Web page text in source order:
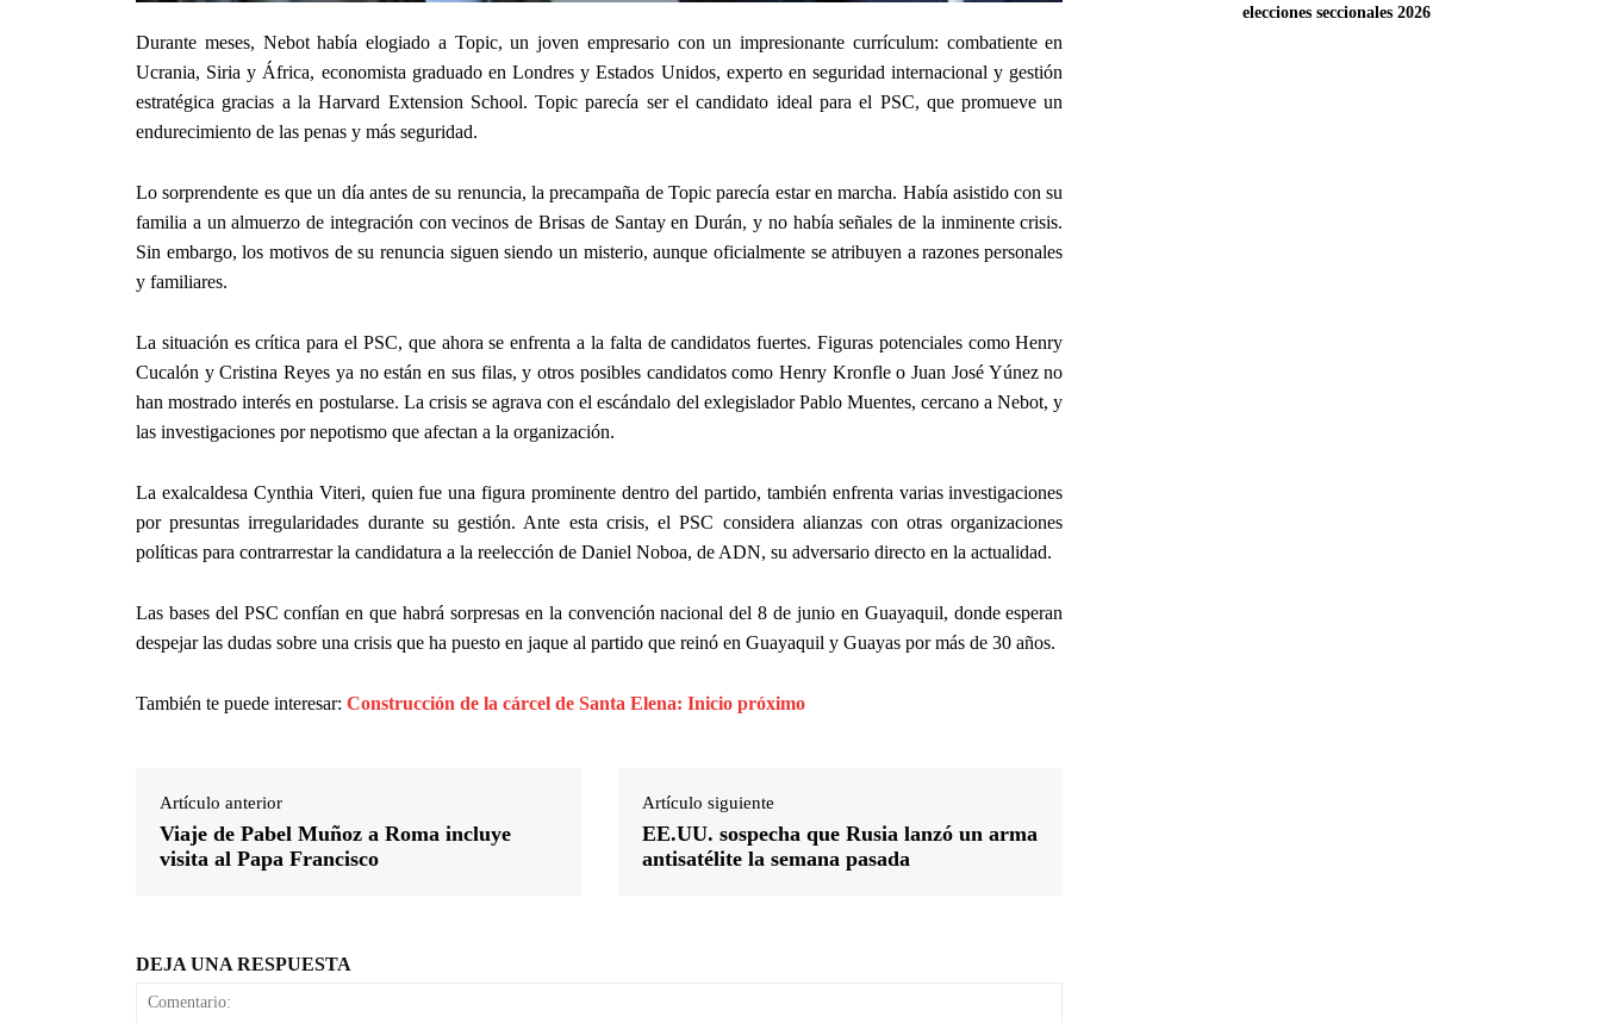
Durante meses, Nebot había elogiado a Topic, un joven empresario con un impresionante currículum: combatiente en
Ucrania, Siria y África, economista graduado en Londres y Estados Unidos, experto en seguridad internacional y gestión
estratégica gracias a la Harvard Extension School. Topic parecía ser el candidato ideal para el PSC, que promueve un
endurecimiento de las penas y más seguridad.
Lo sorprendente es que un día antes de su renuncia, la precampaña de Topic parecía estar en marcha. Había asistido con su
familia a un almuerzo de integración con vecinos de Brisas de Santay en Durán, y no había señales de la inminente crisis.
Sin embargo, los motivos de su renuncia siguen siendo un misterio, aunque oficialmente se atribuyen a razones personales
y familiares.
La situación es crítica para el PSC, que ahora se enfrenta a la falta de candidatos fuertes. Figuras potenciales como Henry
Cucalón y Cristina Reyes ya no están en sus filas, y otros posibles candidatos como Henry Kronfle o Juan José Yúnez no
han mostrado interés en postularse. La crisis se agrava con el escándalo del exlegislador Pablo Muentes, cercano a Nebot, y
las investigaciones por nepotismo que afectan a la organización.
La exalcaldesa Cynthia Viteri, quien fue una figura prominente dentro del partido, también enfrenta varias investigaciones
por presuntas irregularidades durante su gestión. Ante esta crisis, el PSC considera alianzas con otras organizaciones
políticas para contrarrestar la candidatura a la reelección de Daniel Noboa, de ADN, su adversario directo en la actualidad.
Las bases del PSC confían en que habrá sorpresas en la convención nacional del 8 de junio en Guayaquil, donde esperan
despejar las dudas sobre una crisis que ha puesto en jaque al partido que reinó en Guayaquil y Guayas por más de 30 años.
También te puede interesar: Construcción de la cárcel de Santa Elena: Inicio próximo
Artículo anterior
Viaje de Pabel Muñoz a Roma incluye
visita al Papa Francisco
Artículo siguiente
EE.UU. sospecha que Rusia lanzó un arma
antisatélite la semana pasada
DEJA UNA RESPUESTA
elecciones seccionales 2026